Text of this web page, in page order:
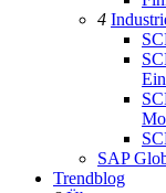
4
SAP
Trendblog